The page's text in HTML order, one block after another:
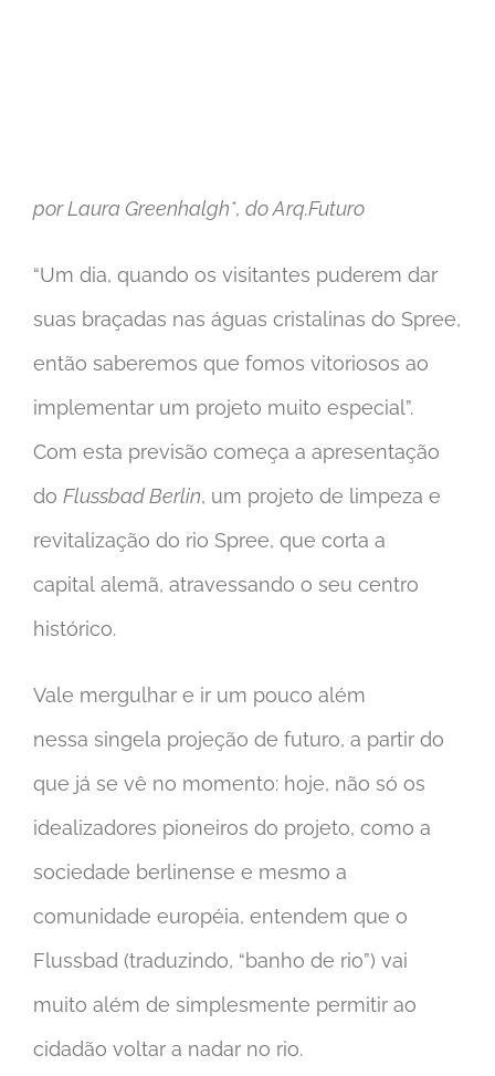
por Laura Greenhalgh*, do Arq.Futuro
“Um dia, quando os visitantes puderem dar
suas braçadas nas águas cristalinas do Spree,
então saberemos que fomos vitoriosos ao
implementar um projeto muito especial”.
Com esta previsão começa a apresentação
do Flussbad Berlin, um projeto de limpeza e
revitalização do rio Spree, que corta a
capital alemã, atravessando o seu centro
histórico.
Vale mergulhar e ir um pouco além
nessa singela projeção de futuro, a partir do
que já se vê no momento: hoje, não só os
idealizadores pioneiros do projeto, como a
sociedade berlinense e mesmo a
comunidade européia, entendem que o
Flussbad (traduzindo, “banho de rio”) vai
muito além de simplesmente permitir ao
cidadão voltar a nadar no rio.